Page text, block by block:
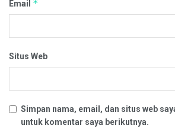
Email *
Situs Web
Simpan nama, email, dan situs web
untuk komentar saya berikutnya.